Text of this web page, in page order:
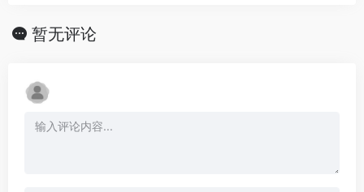
暂无评论